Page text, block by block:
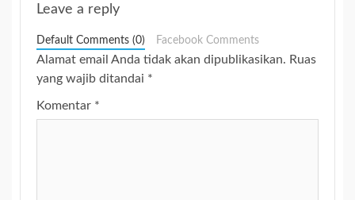
Leave a reply
Default Comments (0) Facebook Comments
Alamat email Anda tidak akan dipublikasikan. Ruas
yang wajib ditandai *
Komentar *